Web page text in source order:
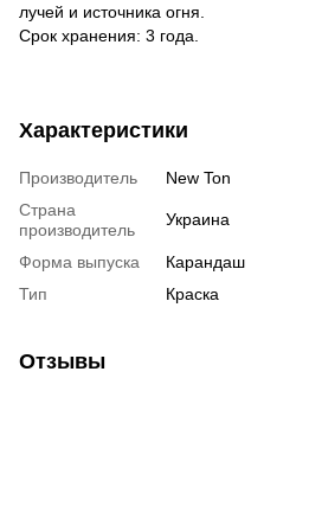
лучей и источника огня.
Срок хранения: 3 года.
Характеристики
Производитель
New Ton
Страна
производитель
Украина
Форма выпуска
Карандаш
Тип
Краска
Отзывы